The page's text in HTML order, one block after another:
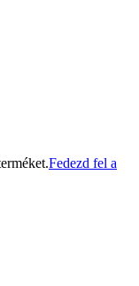
Fedezd fel a